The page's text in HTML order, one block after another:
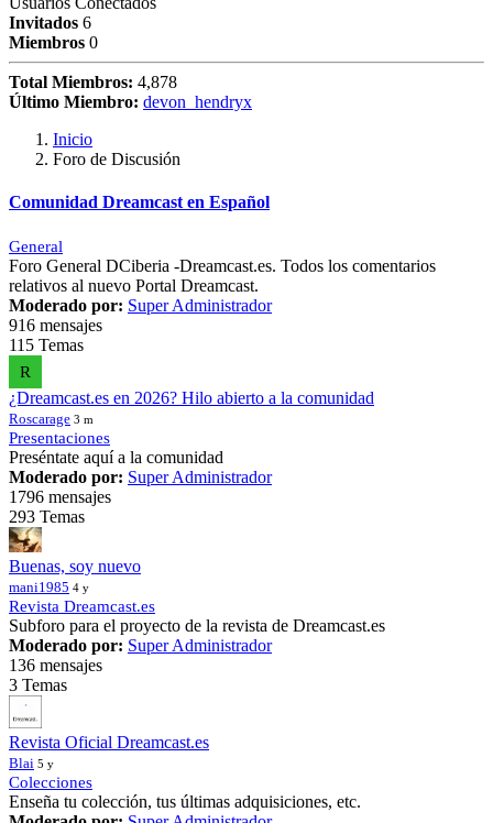
Invitados 6
Miembros 0
Total Miembros: 4,878
Último Miembro: devon_hendryx
Inicio
Foro de Discusión
Comunidad Dreamcast en Español
General
Foro General DCiberia -Dreamcast.es. Todos los comentarios
relativos al nuevo Portal Dreamcast.
Moderado por: Super Administrador
916 mensajes
115 Temas
R
¿Dreamcast.es en 2026? Hilo abierto a la comunidad
Roscarage 3 m
Presentaciones
Preséntate aquí a la comunidad
Moderado por: Super Administrador
1796 mensajes
293 Temas
Buenas, soy nuevo
mani1985 4 y
Revista Dreamcast.es
Subforo para el proyecto de la revista de Dreamcast.es
Moderado por: Super Administrador
136 mensajes
3 Temas
Revista Oficial Dreamcast.es
Blai 5 y
Colecciones
Enseña tu colección, tus últimas adquisiciones, etc.